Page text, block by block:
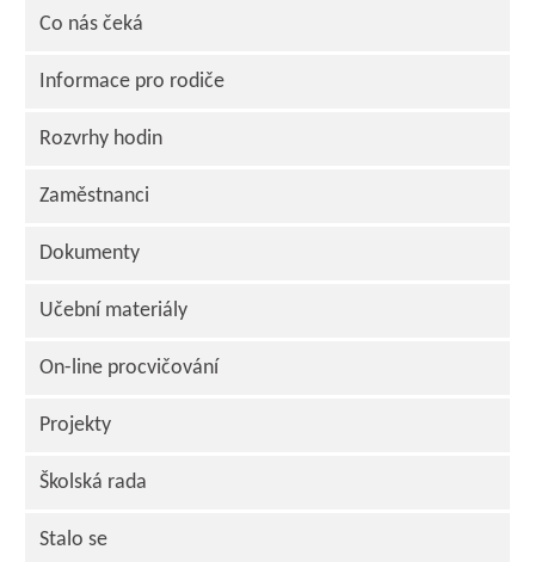
Co nás čeká
Informace pro rodiče
Rozvrhy hodin
Zaměstnanci
Dokumenty
Učební materiály
On-line procvičování
Projekty
Školská rada
Stalo se